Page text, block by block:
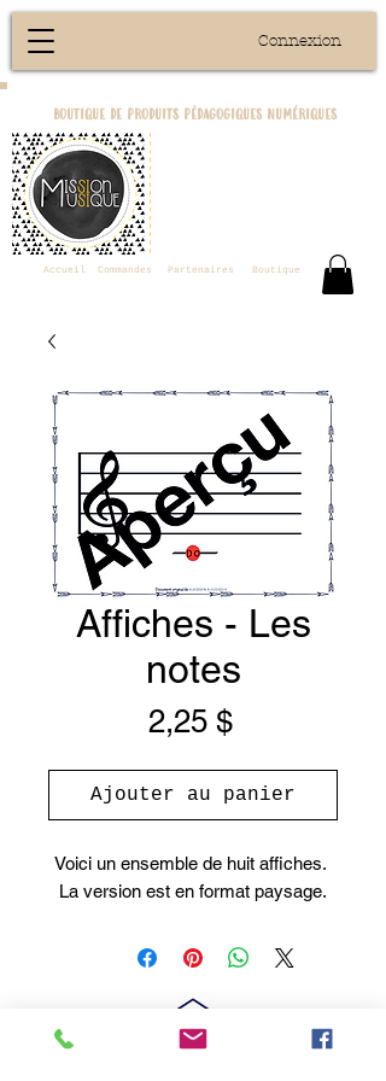
Connexion
boutique de produits pédagogiques numériques
Accueil Commandes Partenaires Boutique
Affiches - Les
notes
2,25 $Prix
Ajouter au panier
Voici un ensemble de huit affiches.
La version est en format paysage.